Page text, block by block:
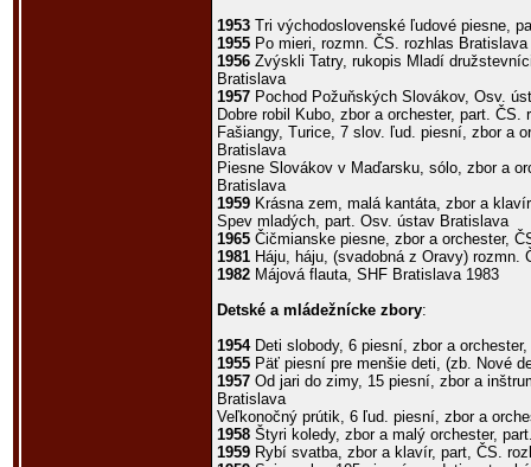
1953 Tri východoslovenské ľudové piesne,
1955 Po mieri, rozmn. ČS. rozhlas Bratislava
1956 Zvýskli Tatry, rukopis Mladí
Bratislava
1957 Pochod Požuňských Slovákov, Osv.
Dobre robil Kubo, zbor a orchester, part. ČS.
Fašiangy, Turice, 7 slov. ľud. piesní, zbor a
Bratislava
Piesne Slovákov v Maďarsku, sólo, zbor a
Bratislava
1959 Krásna zem, malá kantáta, zbor a
Spev mladých, part. Osv. ústav Bratislava
1965 Čičmianske piesne, zbor a orchester,
1981 Háju, háju, (svadobná z Oravy) rozmn.
1982 Májová flauta, SHF Bratislava 1983
Detské a mládežnícke zbory:
1954Deti slobody, 6 piesní, zbor a
1955 Päť piesní pre menšie deti, (zb. Nové
1957 Od jari do zimy, 15 piesní, zbor a
Bratislava
Veľkonočný prútik, 6 ľud. piesní, zbor a
1958 Štyri koledy, zbor a malý orchester,
1959 Rybí svatba, zbor a klavír, part, ČS.